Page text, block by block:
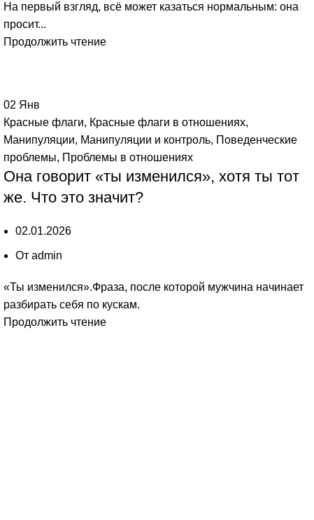
На первый взгляд, всё может казаться нормальным: она
просит...
Продолжить чтение
02 Янв
Красные флаги, Красные флаги в отношениях,
Манипуляции, Манипуляции и контроль, Поведенческие
проблемы, Проблемы в отношениях
Она говорит «ты изменился», хотя ты тот
же. Что это значит?
02.01.2026
От admin
«Ты изменился».Фраза, после которой мужчина начинает
разбирать себя по кускам.
Продолжить чтение